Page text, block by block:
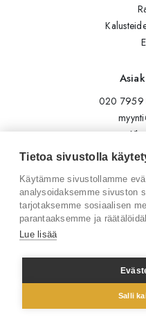
020 7959
© 2026
Tietoa sivustolla
Käytämme sivustollamme
analysoidaksemme sivuston
tarjotaksemme sosiaalisen
parantaaksemme ja
Lue lisää
Salli